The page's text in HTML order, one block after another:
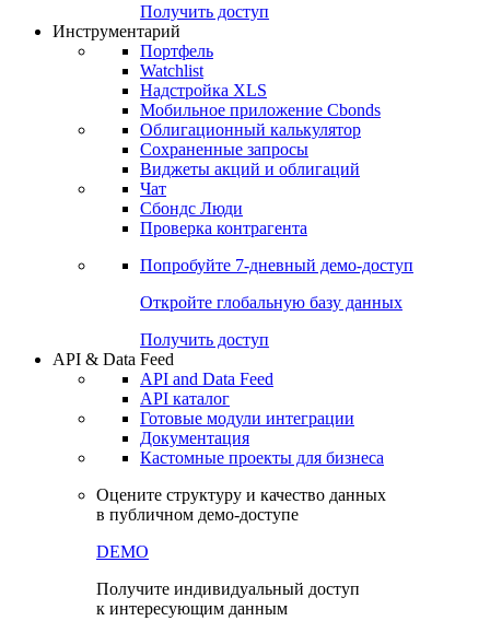
Получить доступ
Инструментарий
Портфель
Watchlist
Надстройка XLS
Мобильное приложение Cbonds
Облигационный калькулятор
Сохраненные запросы
Виджеты акций и облигаций
Чат
Сбондс Люди
Проверка контрагента
Попробуйте 7-дневный демо-доступ
Откройте глобальную базу данных
Получить доступ
API & Data Feed
API and Data Feed
API каталог
Готовые модули интеграции
Документация
Кастомные проекты для бизнеса
Оцените структуру и качество данных
в публичном демо-доступе
DEMO
Получите индивидуальный доступ
к интересующим данным